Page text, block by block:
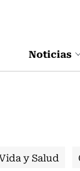
Noticias
y Salud